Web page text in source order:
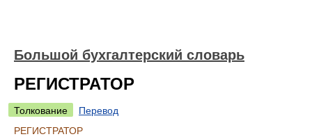
Большой бухгалтерский словарь
РЕГИСТРАТОР
Толкование
Перевод
РЕГИСТРАТОР